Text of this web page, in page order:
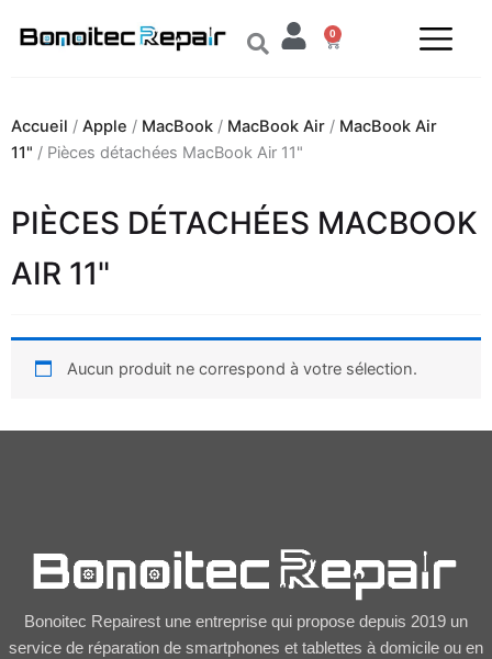
0
Panier
Accueil / Apple / MacBook / MacBook Air / MacBook Air
11" / Pièces détachées MacBook Air 11"
PIÈCES DÉTACHÉES MACBOOK
AIR 11"
Aucun produit ne correspond à votre sélection.
Bonoitec Repairest une entreprise qui propose depuis 2019 un
service de réparation de smartphones et tablettes à domicile ou en